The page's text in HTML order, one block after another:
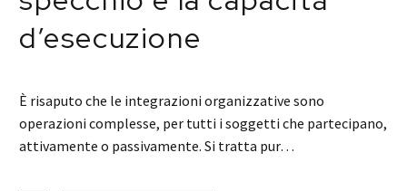
d’esecuzione
È risaputo che le integrazioni organizzative sono
operazioni complesse, per tutti i soggetti che partecipano,
attivamente o passivamente. Si tratta pur…